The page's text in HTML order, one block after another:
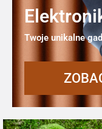
Twoje unikalne